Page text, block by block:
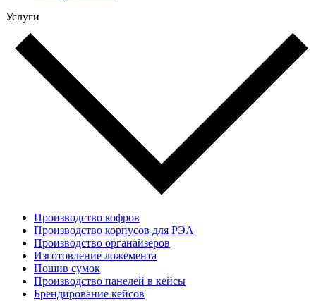
Услуги
Производство кофров
Производство корпусов для РЭА
Производство органайзеров
Изготовление ложемента
Пошив сумок
Производство панелей в кейсы
Брендирование кейсов